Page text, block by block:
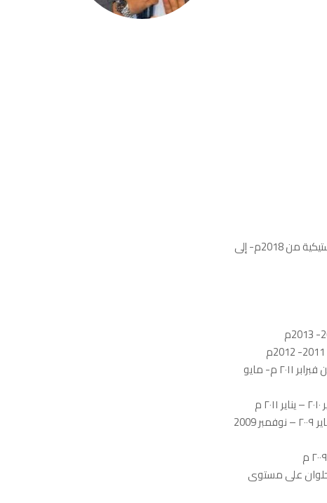
مستشار ومطور للقطاع الصناعي لشركة البيئة العربية للمنتجات الورقية والبلاستيكية من 2018م- إلى
مدیر وحدة الاستشارات بشركة الأنسب للاستشارات الإدارية والموارد البشرية من فبرابر ٢٠١١ م- مايو
مدیر الموارد البشریة والشئون الإداریة بالشركة العربیة للملابس الجاهزة من ینایر ٢٠٠٩ – نوفمبر 2009
جامعة حلوان على مستوى